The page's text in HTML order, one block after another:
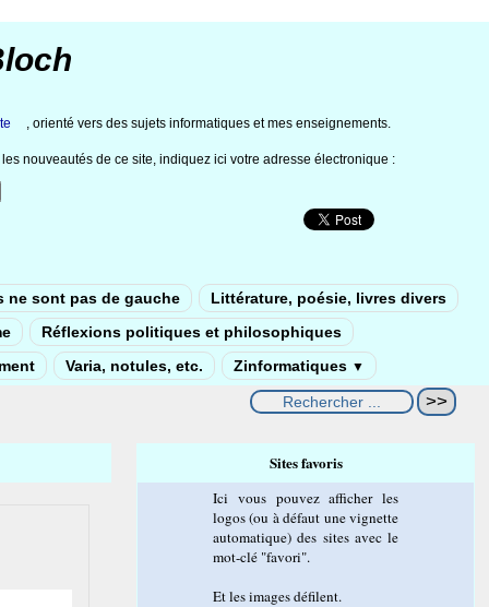
, orienté vers des sujets informatiques et mes enseignements.
nouveautés de ce site, indiquez ici votre adresse électronique :
ne sont pas de gauche
Littérature, poésie, livres divers
Réflexions politiques et philosophiques
Varia, notules, etc. Zinformatiques ▼
Sites favoris
Ici vous pouvez afficher les
logos (ou à défaut une vignette
automatique) des sites avec le
mot-clé "favori".
Et les images défilent.